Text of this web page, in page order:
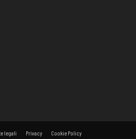
legali Privacy Cookie Policy